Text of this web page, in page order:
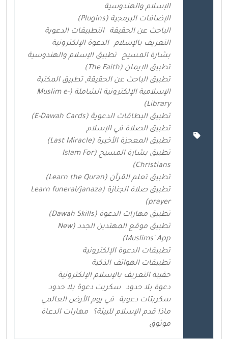
الإسلام والهندوسية
الإضافات البرمجية (Plugins)
الباحث عن الحقيقة
التطبيقات الدعوية
التعريف بالإسلام
الدعوة الإلكترونية
بشارة المسيح
تطبيق الإسلام والهندوسية
تطبيق الإيمان (The Faith)
تطبيق الباحث عن الحقيقة¸ تطبيق المكتبة
الإسلامية الإلكترونية الشاملة (Muslim e-
Library)
تطبيق البطاقات الدعوية (E-Dawah Cards)
تطبيق الصلاة في الإسلام
تطبيق المعجزة الأخيرة (Last Miracle)
تطبيق بشارة المسيح (Islam For
Christians)
تطبيق تعلم القرآن (Learn the Quran)
تطبيق صلاة الجنازة (Learn funeral/janaza
prayer)
تطبيق مهارات الدعوة (Dawah Skills)
تطبيق موقع المهتدين الجدد (New
Muslims' App)
تطبيقات الدعوة الإلكترونية
تطبيقات الهواتف الذكية
حقيبة التعريف بالإسلام الإلكترونية
دعوة بلا حدود
سكربت دعوة بلا حدود
سكربتات دعوية
في يوم الأرض العالمي
ماذا قدم الإسلام للبيئة؟
مهارات الدعاة
موثوق